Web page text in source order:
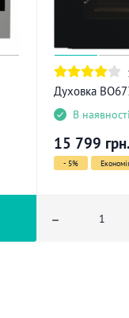
Духовка
В наявності
15 799 грн.
- 5%